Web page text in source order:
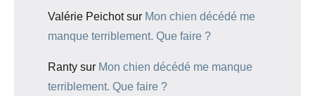
Valérie Peichotsur Mon chien décédé me
manque terriblement. Que faire ?
Ranty sur Mon chien décédé me manque
terriblement. Que faire ?